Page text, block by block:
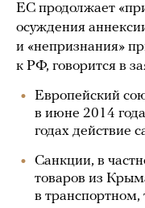
ЕС продолжает
осуждения
и «непризнания»
к РФ, говорится в
Европейский
в июне 2014
годах действие
Санкции, в
товаров из
в